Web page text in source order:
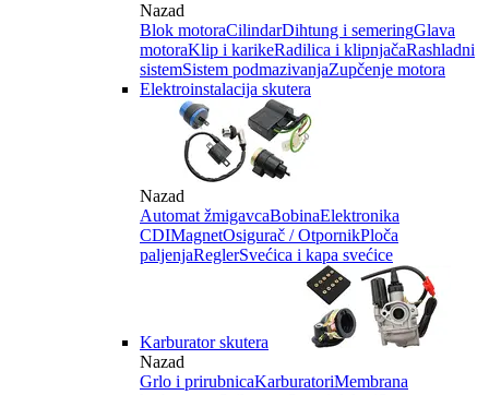
Nazad
Blok motoraCilindarDihtung i semeringGlava
motoraKlip i karikeRadilica i klipnjačaRashladni
sistemSistem podmazivanjaZupčenje motora
Elektroinstalacija skutera
Nazad
Automat žmigavcaBobinaElektronika
CDIMagnetOsigurač / OtpornikPloča
paljenjaReglerSvećica i kapa svećice
Karburator skutera
Nazad
Grlo i prirubnicaKarburatoriMembrana